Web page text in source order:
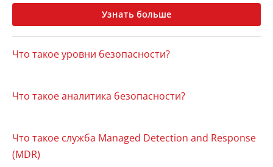
Узнать больше
Что такое уровни безопасности?
Что такое аналитика безопасности?
Что такое служба Managed Detection and Response
(MDR)